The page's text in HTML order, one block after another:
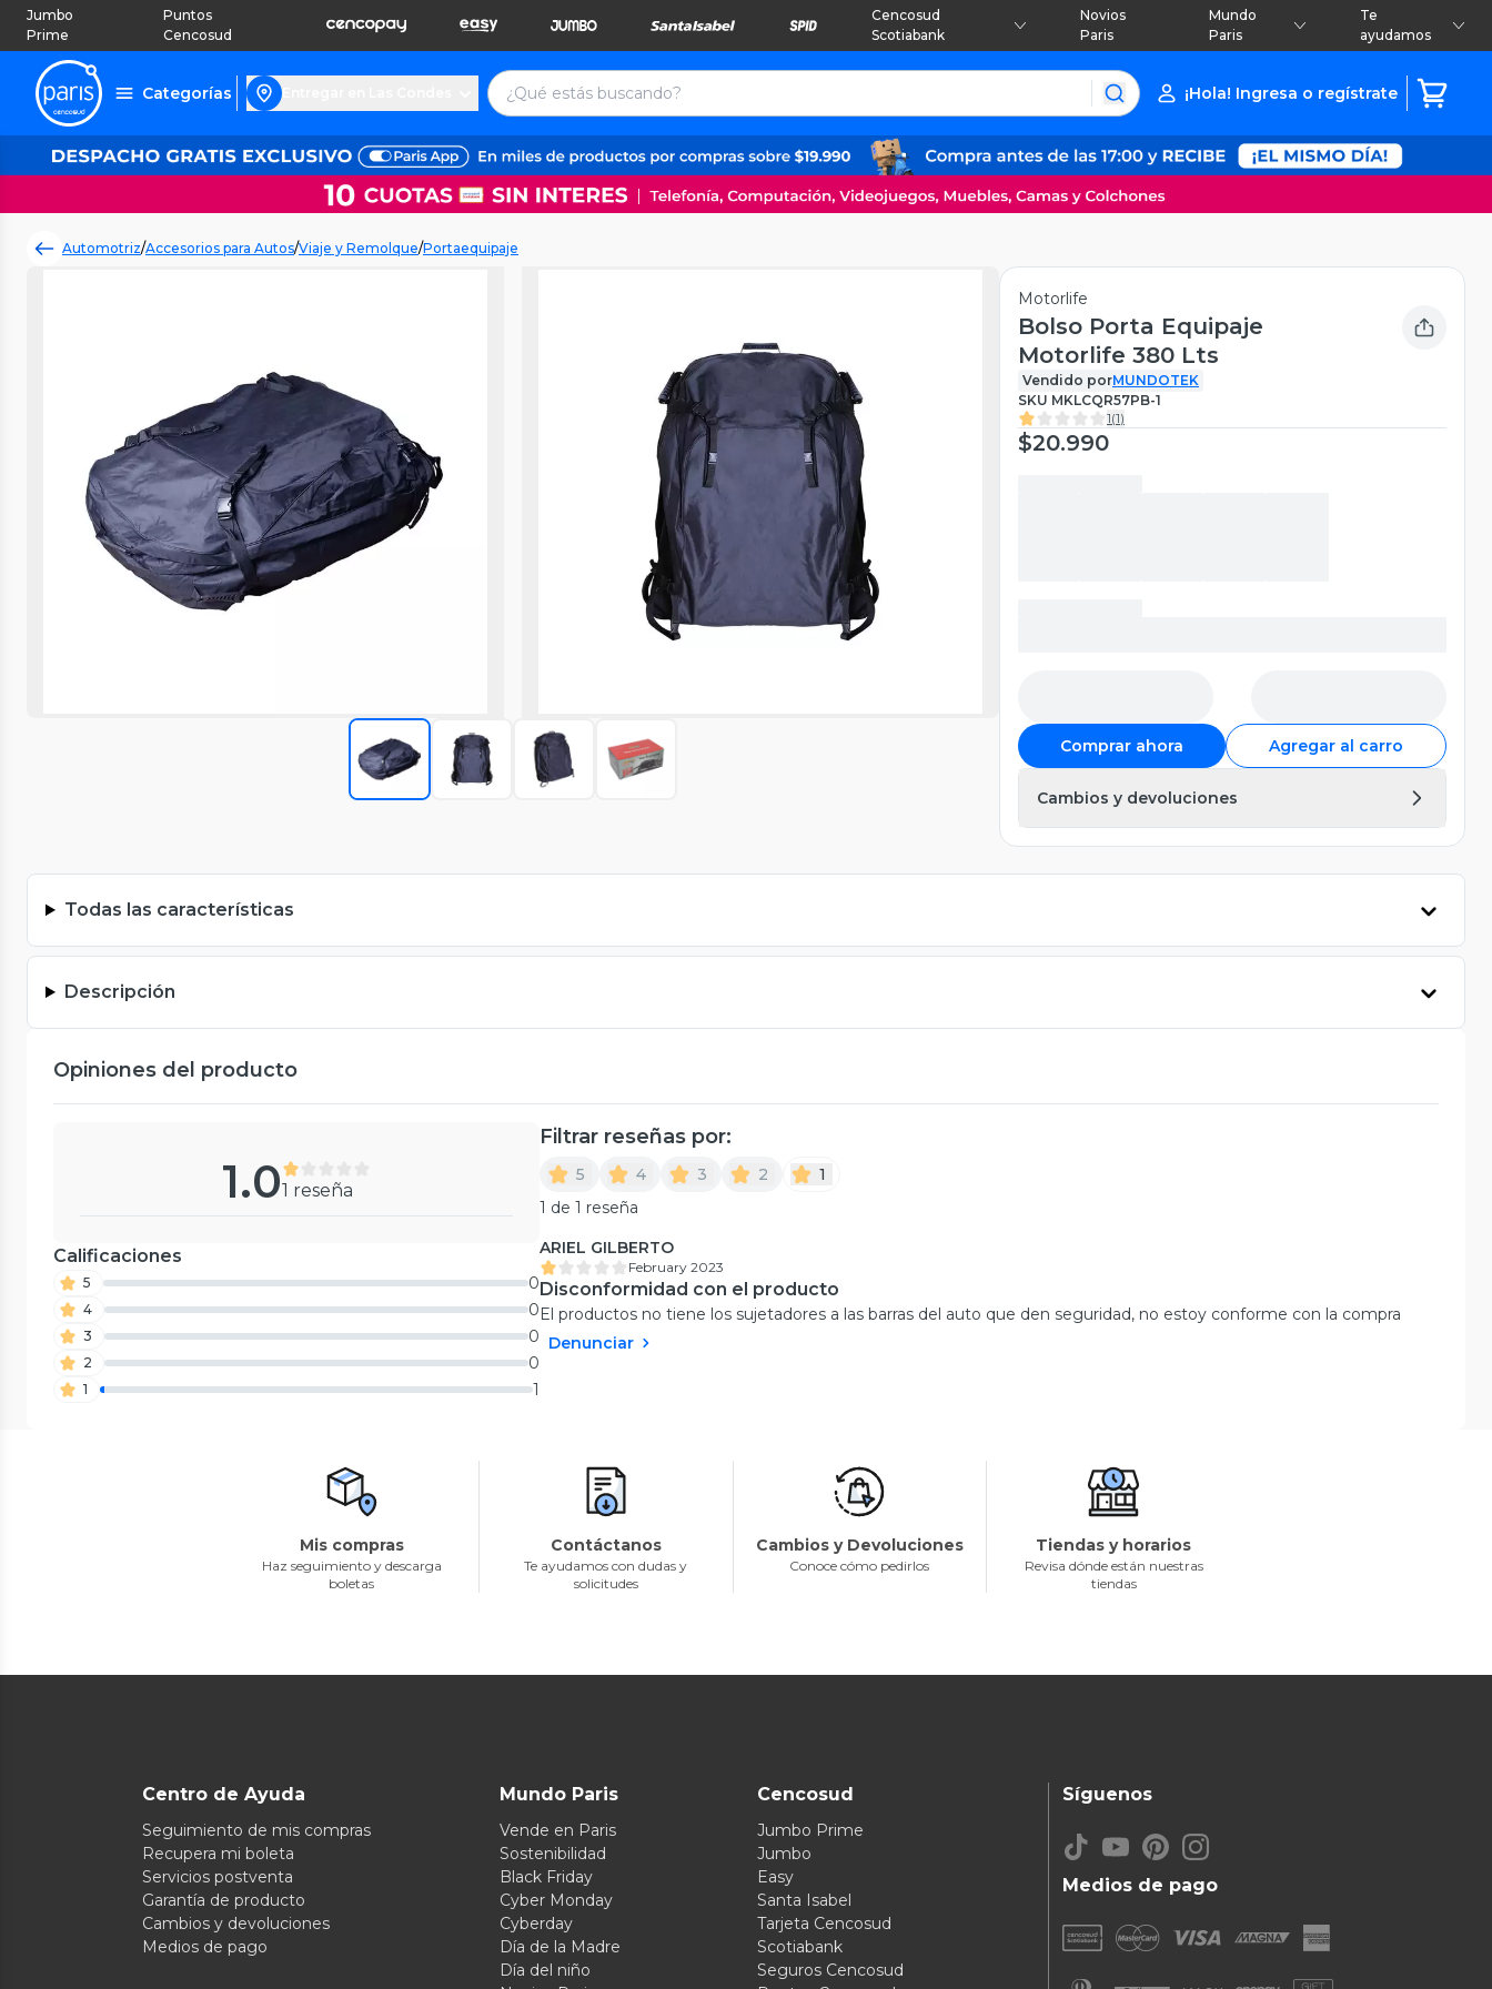
Jumbo
Prime
Puntos
Cencosud
Cencosud
Scotiabank
Novios
Paris
Mundo
Paris
Te
ayudamos
Categorías ¡Hola! Ingresa o regístrate
Automotriz/Accesorios para Autos/Viaje y Remolque/Portaequipaje
Motorlife
Bolso Porta Equipaje
Motorlife 380 Lts
Vendido porMUNDOTEK
SKU MKLCQR57PB-1
1(1)
$20.990
Comprar ahora Agregar al carro
Cambios y devoluciones
Todas las características
Descripción
Opiniones del producto
1.01 reseña
Calificaciones
5 0
4 0
3 0
2 0
1 1
Filtrar reseñas por:
5 4 3 2
1
1 de 1 reseña
ARIEL GILBERTO
February 2023
Disconformidad con el producto
El productos no tiene los sujetadores a las barras del auto que den seguridad, no estoy conforme con la compra
Denunciar
Mis compras
Haz seguimiento y descarga
boletas
Contáctanos
Te ayudamos con dudas y
solicitudes
Cambios y Devoluciones
Conoce cómo pedirlos
Tiendas y horarios
Revisa dónde están nuestras
tiendas
Centro de Ayuda
Seguimiento de mis compras
Recupera mi boleta
Servicios postventa
Garantía de producto
Cambios y devoluciones
Medios de pago
Mundo Paris
Vende en Paris
Sostenibilidad
Black Friday
Cyber Monday
Cyberday
Día de la Madre
Día del niño
Cencosud
Jumbo Prime
Jumbo
Easy
Santa Isabel
Tarjeta Cencosud
Scotiabank
Seguros Cencosud
Medios de pago
Síguenos